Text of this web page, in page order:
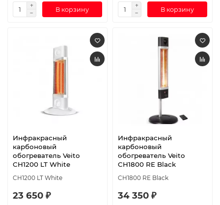
В корзину В корзину
Инфракрасный
карбоновый
обогреватель Veito
CH1200 LT White
CH1200 LT White
23 650 ₽
Инфракрасный
карбоновый
обогреватель Veito
CH1800 RE Black
CH1800 RE Black
34 350 ₽